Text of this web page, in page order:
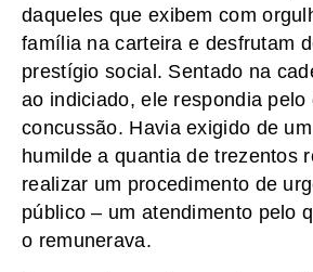
daqueles que exibem com
família na carteira e desfrutam
prestígio social. Sentado na
ao indiciado, ele respondia pelo
concussão. Havia exigido de
humilde a quantia de trezentos
realizar um procedimento de
público – um atendimento pelo
o remunerava.